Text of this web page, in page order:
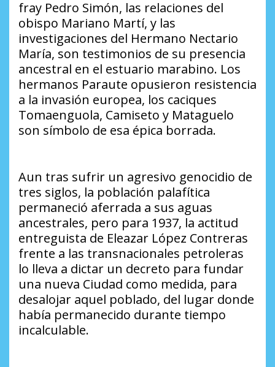
fray Pedro Simón, las relaciones del
obispo Mariano Martí, y las
investigaciones del Hermano Nectario
María, son testimonios de su presencia
ancestral en el estuario marabino. Los
hermanos Paraute opusieron resistencia
a la invasión europea, los caciques
Tomaenguola, Camiseto y Mataguelo
son símbolo de esa épica borrada.
Aun tras sufrir un agresivo genocidio de
tres siglos, la población palafítica
permaneció aferrada a sus aguas
ancestrales, pero para 1937, la actitud
entreguista de Eleazar López Contreras
frente a las transnacionales petroleras
lo lleva a dictar un decreto para fundar
una nueva Ciudad como medida, para
desalojar aquel poblado, del lugar donde
había permanecido durante tiempo
incalculable.